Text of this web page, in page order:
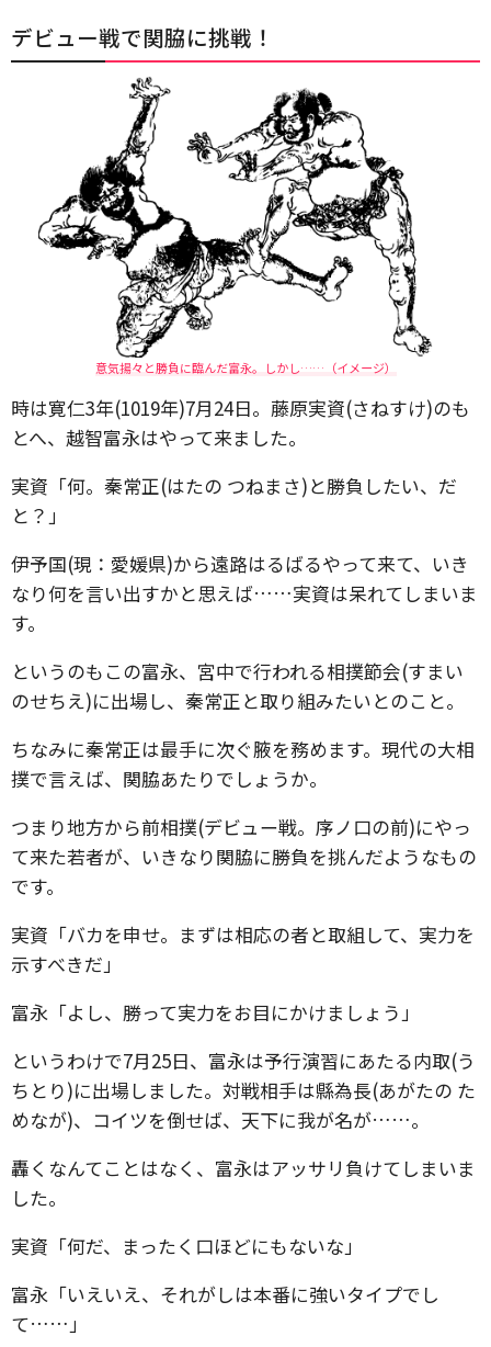
デビュー戦で関脇に挑戦！
意気揚々と勝負に臨んだ富永。しかし……（イメージ）
時は寛仁3年(1019年)7月24日。藤原実資(さねすけ)のも
とへ、越智富永はやって来ました。
実資「何。秦常正(はたの つねまさ)と勝負したい、だ
と？」
伊予国(現：愛媛県)から遠路はるばるやって来て、いき
なり何を言い出すかと思えば……実資は呆れてしまいま
す。
というのもこの富永、宮中で行われる相撲節会(すまい
のせちえ)に出場し、秦常正と取り組みたいとのこと。
ちなみに秦常正は最手に次ぐ腋を務めます。現代の大相
撲で言えば、関脇あたりでしょうか。
つまり地方から前相撲(デビュー戦。序ノ口の前)にやっ
て来た若者が、いきなり関脇に勝負を挑んだようなもの
です。
実資「バカを申せ。まずは相応の者と取組して、実力を
示すべきだ」
富永「よし、勝って実力をお目にかけましょう」
というわけで7月25日、富永は予行演習にあたる内取(う
ちとり)に出場しました。対戦相手は縣為長(あがたの た
めなが)、コイツを倒せば、天下に我が名が……。
轟くなんてことはなく、富永はアッサリ負けてしまいま
した。
実資「何だ、まったく口ほどにもないな」
富永「いえいえ、それがしは本番に強いタイプでし
て……」